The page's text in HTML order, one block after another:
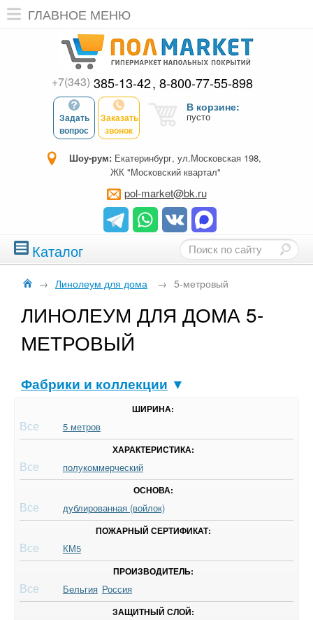
ГЛАВНОЕ МЕНЮ
+7(343) 385-13-42 8-800-77-55-898
Задать
вопрос
Заказать
звонок
В корзине:
пусто
Шоу-рум: Екатеринбург, ул.Московская 198,
ЖК "Московский квартал"
pol-market@bk.ru
Каталог
→ Линолеум для дома → 5-метровый
ЛИНОЛЕУМ ДЛЯ ДОМА 5-
МЕТРОВЫЙ
Фабрики и коллекции ▼
ШИРИНА:
Все 5 метров
ХАРАКТЕРИСТИКА:
Все полукоммерческий
ОСНОВА:
Все дублированная (войлок)
ПОЖАРНЫЙ СЕРТИФИКАТ:
Все КМ5
ПРОИЗВОДИТЕЛЬ:
Все Бельгия Россия
ЗАЩИТНЫЙ СЛОЙ: